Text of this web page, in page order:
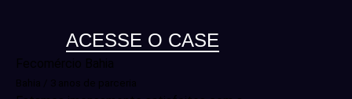
ACESSE O CASE
Fecomércio Bahia
Bahia / 3 anos de parceria